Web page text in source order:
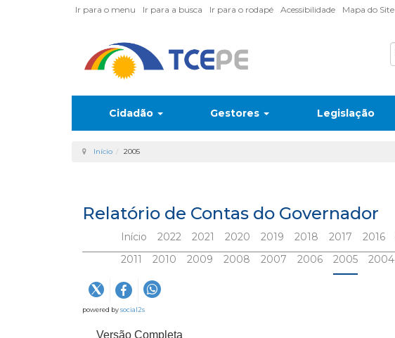
Ir para o menu Ir para a busca Ir para o rodapé Acessibilidade Mapa do Site
Cidadão Gestores Legislação
Início 2005
Relatório de Contas do Governador
Início 2022 2021 2020 2019 2018 2017 2016
2011
2010 2009 2008 2007 2006 2005 2004
powered bysocial2s
Versão Completa